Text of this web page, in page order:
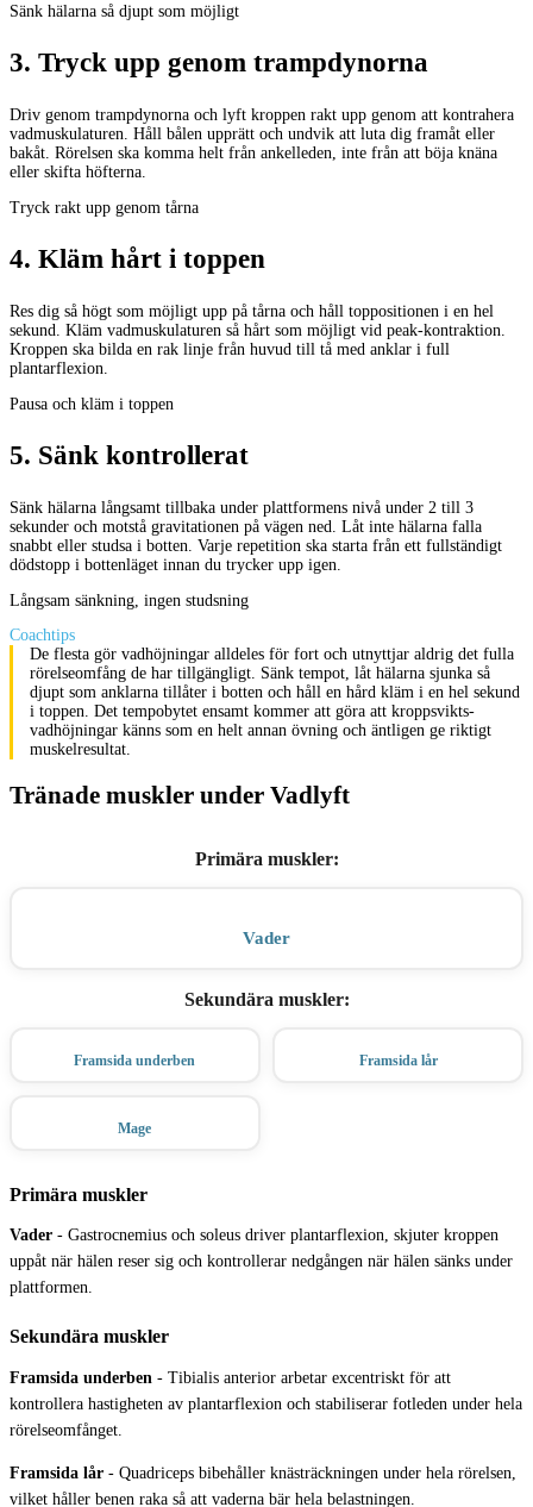
Sänk hälarna så djupt som möjligt
3. Tryck upp genom trampdynorna
Driv genom trampdynorna och lyft kroppen rakt upp genom att kontrahera
vadmuskulaturen. Håll bålen upprätt och undvik att luta dig framåt eller
bakåt. Rörelsen ska komma helt från ankelleden, inte från att böja knäna
eller skifta höfterna.
Tryck rakt upp genom tårna
4. Kläm hårt i toppen
Res dig så högt som möjligt upp på tårna och håll toppositionen i en hel
sekund. Kläm vadmuskulaturen så hårt som möjligt vid peak-kontraktion.
Kroppen ska bilda en rak linje från huvud till tå med anklar i full
plantarflexion.
Pausa och kläm i toppen
5. Sänk kontrollerat
Sänk hälarna långsamt tillbaka under plattformens nivå under 2 till 3
sekunder och motstå gravitationen på vägen ned. Låt inte hälarna falla
snabbt eller studsa i botten. Varje repetition ska starta från ett fullständigt
dödstopp i bottenläget innan du trycker upp igen.
Långsam sänkning, ingen studsning
Coachtips
De flesta gör vadhöjningar alldeles för fort och utnyttjar aldrig det fulla
rörelseomfång de har tillgängligt. Sänk tempot, låt hälarna sjunka så
djupt som anklarna tillåter i botten och håll en hård kläm i en hel sekund
i toppen. Det tempobytet ensamt kommer att göra att kroppsvikts-
vadhöjningar känns som en helt annan övning och äntligen ge riktigt
muskelresultat.
Tränade muskler under Vadlyft
Primära muskler:
Vader
Sekundära muskler:
Framsida underben Framsida lår
Mage
Primära muskler
Vader - Gastrocnemius och soleus driver plantarflexion, skjuter kroppen
uppåt när hälen reser sig och kontrollerar nedgången när hälen sänks under
plattformen.
Sekundära muskler
Framsida underben - Tibialis anterior arbetar excentriskt för att
kontrollera hastigheten av plantarflexion och stabiliserar fotleden under hela
rörelseomfånget.
Framsida lår - Quadriceps bibehåller knästräckningen under hela rörelsen,
vilket håller benen raka så att vaderna bär hela belastningen.